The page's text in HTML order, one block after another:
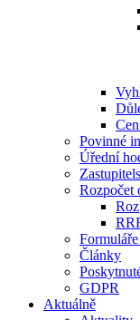
Povinné
Úřední
Rozpočet
Články
GDPR
Aktuálně